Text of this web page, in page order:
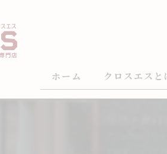
ホーム クロスエスと